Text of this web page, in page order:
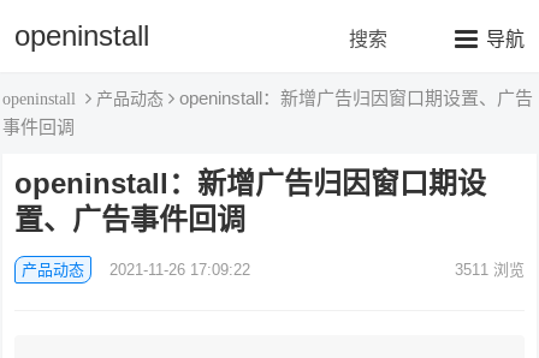
openinstall 导航
搜索
openinstall 产品动态
openinstall：新增广告归因窗口期设置、广告
事件回调
openinstall：新增广告归因窗口期设
置、广告事件回调
产品动态 2021-11-26 17:09:22 3511浏览